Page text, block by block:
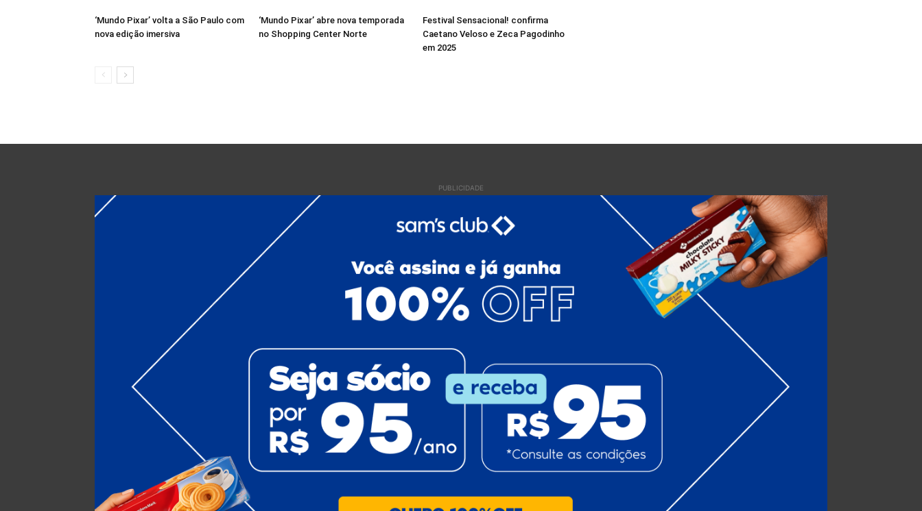
‘Mundo Pixar’ volta a São Paulo com
nova edição imersiva
‘Mundo Pixar’ abre nova temporada
no Shopping Center Norte
Festival Sensacional! confirma
Caetano Veloso e Zeca Pagodinho
em 2025
PUBLICIDADE